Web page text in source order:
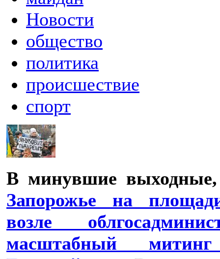
Новости
общество
политика
происшествие
спорт
В минувшие
Запорожье на
возле
масштабный